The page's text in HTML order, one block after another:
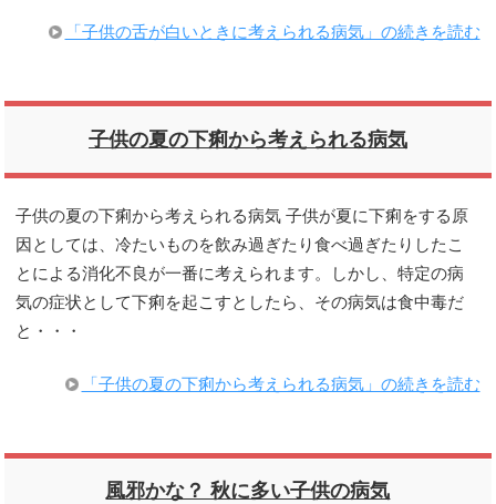
「子供の舌が白いときに考えられる病気」の続きを読む
子供の夏の下痢から考えられる病気
子供の夏の下痢から考えられる病気 子供が夏に下痢をする原
因としては、冷たいものを飲み過ぎたり食べ過ぎたりしたこ
とによる消化不良が一番に考えられます。しかし、特定の病
気の症状として下痢を起こすとしたら、その病気は食中毒だ
と・・・
「子供の夏の下痢から考えられる病気」の続きを読む
風邪かな？ 秋に多い子供の病気